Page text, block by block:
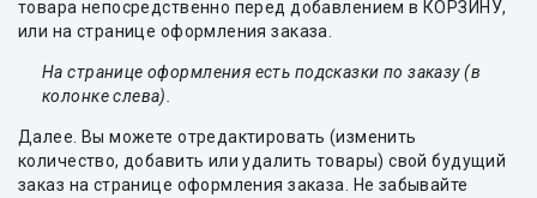
товара непосредственно перед добавлением в КОРЗИНУ,
или на странице оформления заказа.
На странице оформления есть подсказки по заказу (в
колонке слева).
Далее. Вы можете отредактировать (изменить
количество, добавить или удалить товары) свой будущий
заказ на странице оформления заказа. Не забывайте